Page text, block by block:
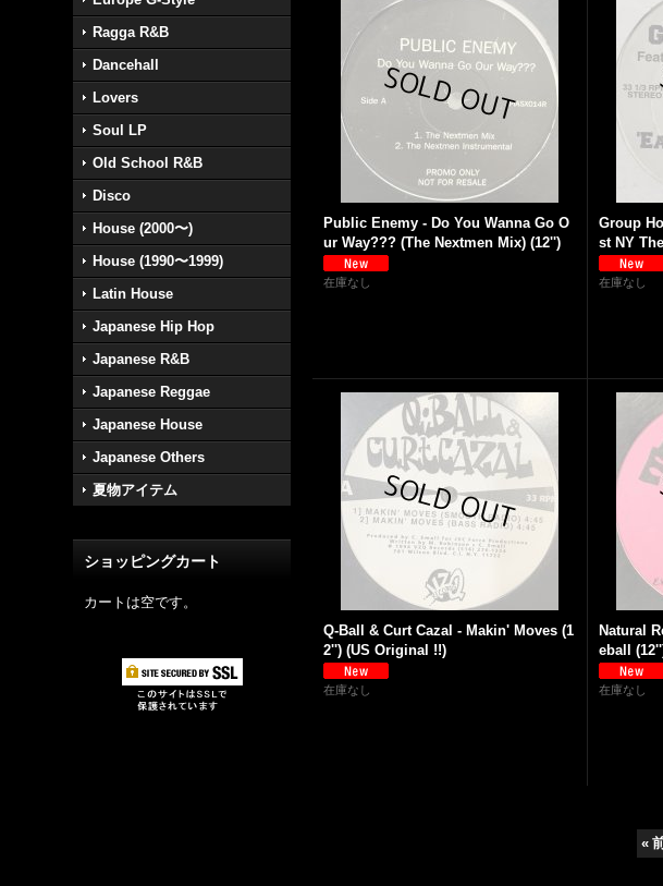
Ragga R&B
Dancehall
Lovers
Soul LP
Old School R&B
Disco
House (2000〜)
House (1990〜1999)
Latin House
Japanese Hip Hop
Japanese R&B
Japanese Reggae
Japanese House
Japanese Others
夏物アイテム
ショッピングカート
カートは空です。
Public Enemy - Do You Wanna Go O
ur Way??? (The Nextmen Mix) (12'')
在庫なし
Group
st NY
在庫なし
Q-Ball & Curt Cazal - Makin' Moves (1
2'') (US Original !!)
在庫なし
Natural
eball
在庫なし
«